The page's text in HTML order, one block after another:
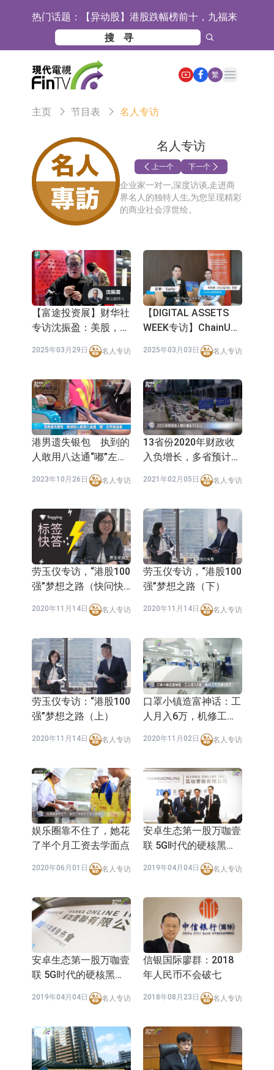
热门话题： 【异动股】港股跌幅榜前十，九福来
(08611.HK)跌21.43%，天瑞汽车内饰
(06162.HK)跌18.44%
【异动股】港股涨幅榜前十，佳明集
团控股(01271.HK)涨+78.22%，拿森
科技(02261.HK)涨+64.11%
斯迪克：公司为国内折叠屏核心功能
材料供应商
恒瑞医药：公司已在中国获批上市26
款1类创新药、6款2类新药
聚辰股份：公司VPD芯片已顺利通过
目标客户的测试认证
上期所：7月份对11个实际控制关系
账户组采取限制开仓的监管措施
特发服务：成功中标哔哩哔哩上海滨
江总部物业服务项目
亚太股份：公司是零跑汽车和
Stellantis集团的供应商
理工雷科面向边缘AI场景推出"山
CPU与GPU构建
博腾股份(300363.CN)涨20.02%
日韩股市收盘双双下跌
依米康：海外交付以东南亚、中东市
场为主 并已取得欧美相关认证
上交所：财通多策略福鑫定期开放灵
活配置混合型发起式证券投资基金临
时停牌
上交所：景顺长城全球半导体芯片产
业股票型证券投资基金临时停牌
【异动股】港股跌幅榜前十，卡森国
际(00496.HK)跌22.40%，九福来
(08611.HK)跌21.01%
【异动股】港股涨幅榜前十，拿森科
技(02261.HK)涨+75.05%，辰兴发展
(02286.HK)涨+64.91%
神火股份：新疆神火铝水转化率已
100%
【异动股】焦炭Ⅲ板块下挫，陕西黑
猫(601015.CN)跌8.38%
浙江证监局对财通证券股份有限公司
采取出具警示函措施
山金国际：港股上市工作正常推进中
繁
Open main menu
主页 节目表 名人专访
名人专访
上一个 下一个
企业家一对一,深度访谈,走进商
界名人的独特人生,为您呈现精彩
的商业社会浮世绘。
【富途投资展】财华社
专访沈振盈：美股，死
得啦！今年长沽！
2025年03月29日 名人专访
【DIGITAL ASSETS
WEEK专访】ChainUp
COO Chung Ho（何宗
卫）：数字资产与传统
2025年03月03日 名人专访
港男遗失银包 执到的
人敢用八达通“嘟”左来
2023年10月26日 名人专访
13省份2020年财政收
入负增长，多省预计今
年增长3%以上
2021年02月05日 名人专访
劳玉仪专访，“港股100
强”梦想之路（快问快
2020年11月14日 名人专访
劳玉仪专访，“港股100
强”梦想之路（下）
2020年11月14日 名人专访
劳玉仪专访：“港股100
强”梦想之路（上）
2020年11月14日 名人专访
口罩小镇造富神话：工
人月入6万，机修工可
2020年11月02日 名人专访
娱乐圈靠不住了，她花
了半个月工资去学面点
2020年06月01日 名人专访
安卓生态第一股万咖壹
联 5G时代的硬核黑马
2019年04月04日 名人专访
安卓生态第一股万咖壹
联 5G时代的硬核黑马
2019年04月04日 名人专访
信银国际廖群：2018
年人民币不会破七
2018年08月23日 名人专访